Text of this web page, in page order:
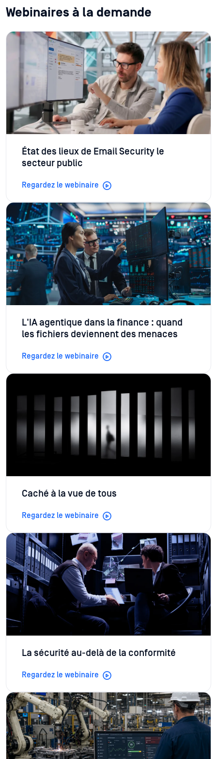
Webinaires à la demande
État des lieux de Email Security le
secteur public
Regardez le webinaire
L'IA agentique dans la finance : quand
les fichiers deviennent des menaces
Regardez le webinaire
Caché à la vue de tous
Regardez le webinaire
La sécurité au-delà de la conformité
Regardez le webinaire